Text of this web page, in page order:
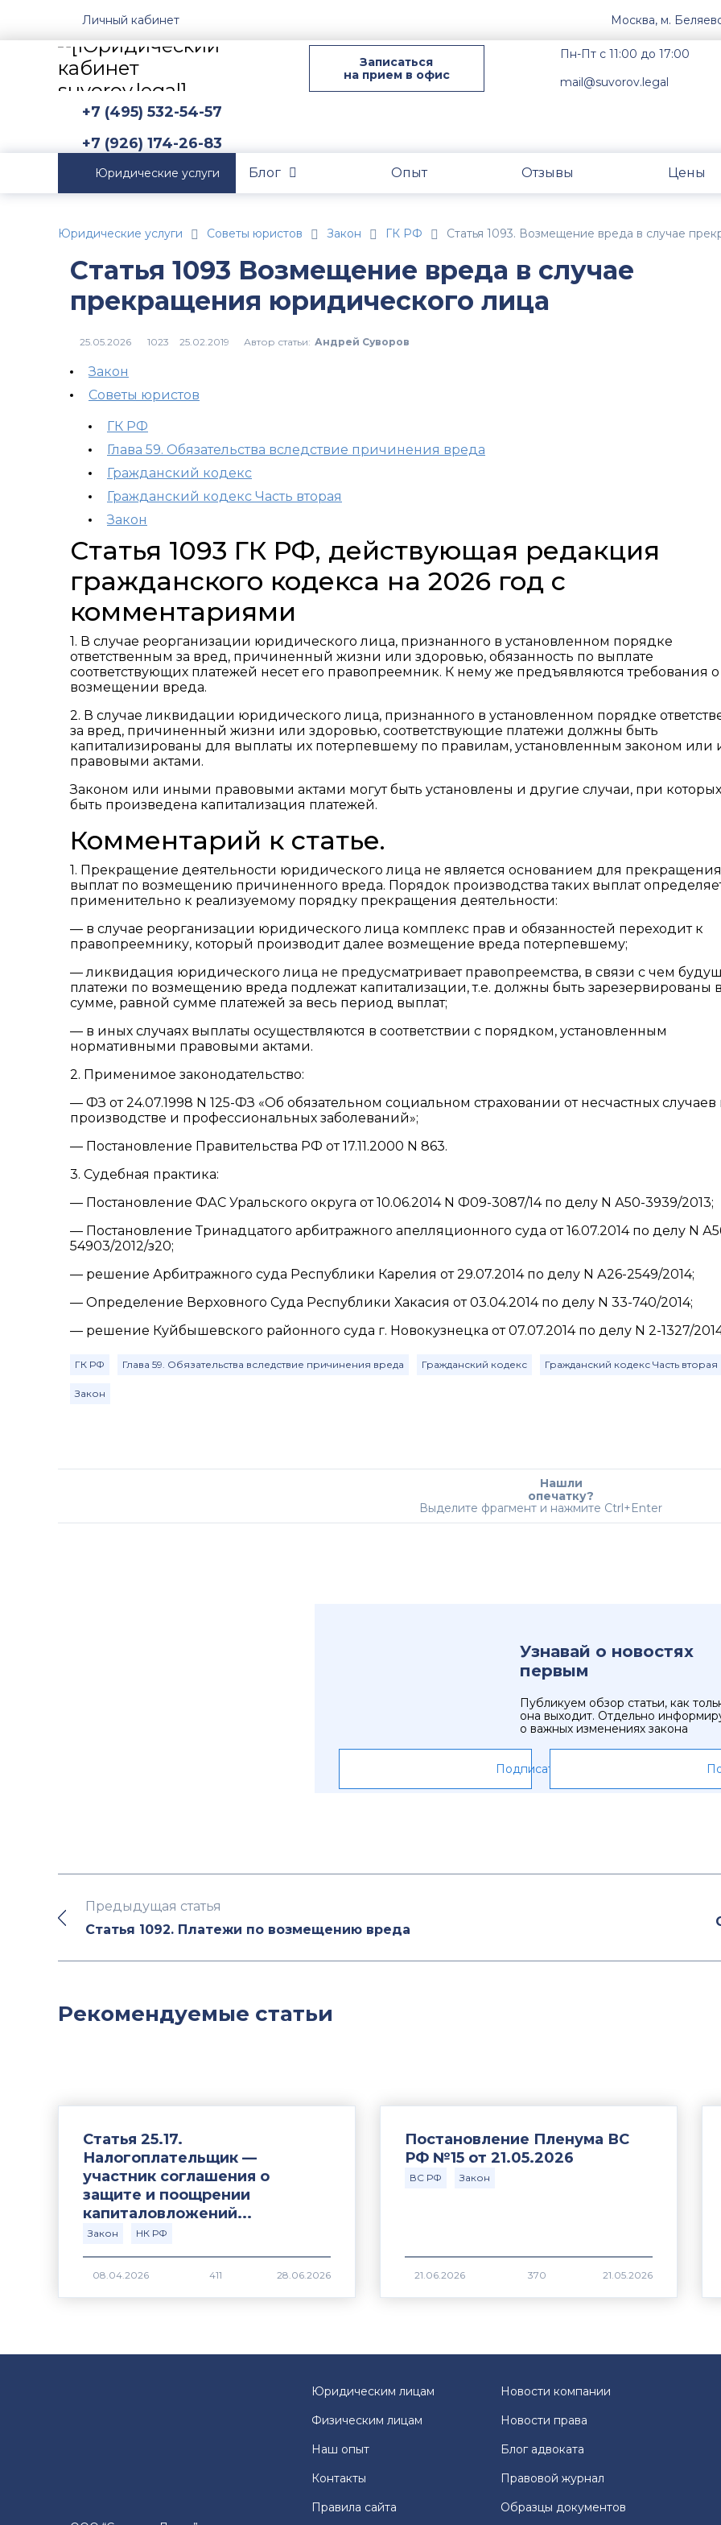
Личный кабинет Москва, м.
Записаться
на прием в офис
Пн-Пт с 11:00 до 17:00
mail@suvorov.legal
+7 (495) 532-54-57
+7 (926) 174-26-83
Юридические услуги Блог Опыт Отзывы Цены
Юридические услуги Советы юристов Закон ГК РФ Статья 1093. Возмещение вреда в случае
Статья 1093 Возмещение вреда в случае
прекращения юридического лица
1023 Автор статьи: Андрей Суворов
Закон
Советы юристов
ГК РФ
Глава 59. Обязательства вследствие причинения вреда
Гражданский кодекс
Гражданский кодекс Часть вторая
Закон
Статья 1093 ГК РФ, действующая редакция
гражданского кодекса на 2026 год с
комментариями
1. В случае реорганизации юридического лица, признанного в установленном порядке
ответственным за вред, причиненный жизни или здоровью, обязанность по выплате
соответствующих платежей несет его правопреемник. К нему же предъявляются требования о
возмещении вреда.
2. В случае ликвидации юридического лица, признанного в установленном порядке
за вред, причиненный жизни или здоровью, соответствующие платежи должны быть
капитализированы для выплаты их потерпевшему по правилам, установленным законом
правовыми актами.
Законом или иными правовыми актами могут быть установлены и другие случаи, при
быть произведена капитализация платежей.
Комментарий к статье.
1. Прекращение деятельности юридического лица не является основанием для прекращения
выплат по возмещению причиненного вреда. Порядок производства таких выплат
применительно к реализуемому порядку прекращения деятельности:
— в случае реорганизации юридического лица комплекс прав и обязанностей переходит к
правопреемнику, который производит далее возмещение вреда потерпевшему;
— ликвидация юридического лица не предусматривает правопреемства, в связи с чем
платежи по возмещению вреда подлежат капитализации, т.е. должны быть зарезервированы в
сумме, равной сумме платежей за весь период выплат;
— в иных случаях выплаты осуществляются в соответствии с порядком, установленным
нормативными правовыми актами.
2. Применимое законодательство:
— ФЗ от 24.07.1998 N 125-ФЗ «Об обязательном социальном страховании от несчастных случаев
производстве и профессиональных заболеваний»;
— Постановление Правительства РФ от 17.11.2000 N 863.
3. Судебная практика:
— Постановление ФАС Уральского округа от 10.06.2014 N Ф09-3087/14 по делу N А50-3939/2013;
— Постановление Тринадцатого арбитражного апелляционного суда от 16.07.2014 по делу N
54903/2012/з20;
— решение Арбитражного суда Республики Карелия от 29.07.2014 по делу N А26-2549/2014;
— Определение Верховного Суда Республики Хакасия от 03.04.2014 по делу N 33-740/2014;
— решение Куйбышевского районного суда г. Новокузнецка от 07.07.2014 по делу N 2-1327/
ГК РФ Глава 59. Обязательства вследствие причинения вреда Гражданский кодекс Гражданский кодекс Часть вторая
Закон
Нашли
опечатку?
Выделите фрагмент и нажмите Ctrl+Enter
Узнавай о новостях
первым
Публикуем обзор статьи, как
она выходит. Отдельно
о важных изменениях закона
Подписаться
Предыдущая статья
Статья 1092. Платежи по возмещению вреда
Рекомендуемые статьи
Статья 25.17.
Налогоплательщик —
участник соглашения о
защите и поощрении
капиталовложений...
Закон НК РФ
411
Постановление Пленума ВС
РФ №15 от 21.05.2026
ВС РФ Закон
370
Юридическим лицам
Новости компании
Физическим лицам
Новости права
Наш опыт
Блог адвоката
Контакты
Правовой журнал
Правила сайта
Образцы документов